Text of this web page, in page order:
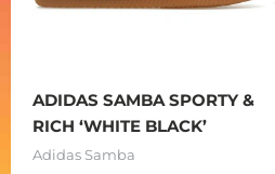
ADIDAS SAMBA SPORTY &
RICH ‘WHITE BLACK’
Adidas Samba